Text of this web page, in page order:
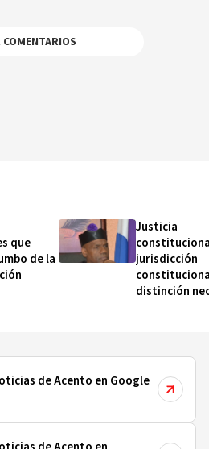
COMENTARIOS
que
de la
Justicia
jurisdicción
distinción
de Acento en Google